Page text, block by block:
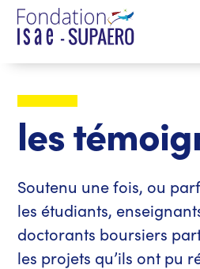
les
Soutenu une fois, ou
les étudiants,
doctorants boursiers
les projets qu’ils ont pu